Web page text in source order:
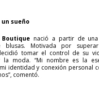
sueño
nació a partir de
blusas. Motivada por
tomar el control de su
la moda. “Mi nombre es la
identidad y conexión personal
comentó.